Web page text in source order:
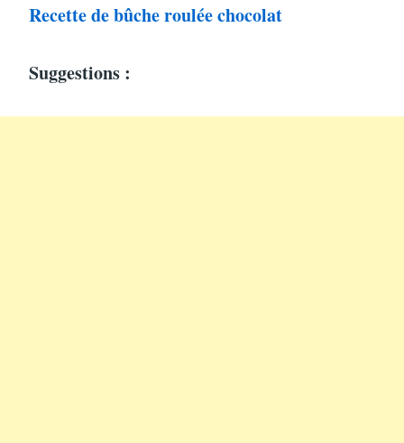
Recette de bûche roulée chocolat
Suggestions :